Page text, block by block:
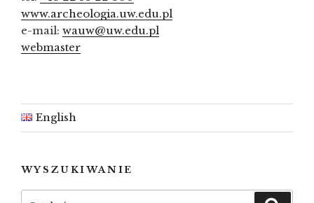
www.archeologia.uw.edu.pl
e-mail: wauw@uw.edu.pl
webmaster
English
WYSZUKIWANIE